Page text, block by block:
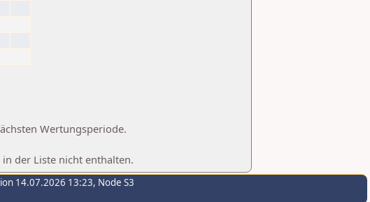
Wertungsperiode.
der Liste nicht enthalten.
14.07.2026 13:23, Node S3